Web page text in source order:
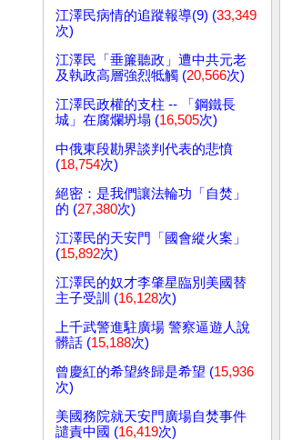
江澤民病情的追蹤報導(9) (33,349
次)
江澤民「垂簾聽政」遭中共元老
及執政高層強烈牴觸 (20,566次)
江澤民政權的支柱 -- 「鋼鐵長
城」在腐爛坍塌 (16,505次)
中俄東段勘界談判代表的悲憤
(18,754次)
絕密：是我們讓法輪功「自焚」
的 (27,380次)
江澤民的天安門「國會縱火案」
(15,892次)
江澤民的奴才李肇星臨別美國替
主子受訓 (16,128次)
上千武警進駐廣場 警察逼遊人說
髒話 (15,188次)
曾慶紅的希望終歸是希望 (15,936
次)
美國務院就天安門廣場自焚事件
譴責中國 (16,419次)